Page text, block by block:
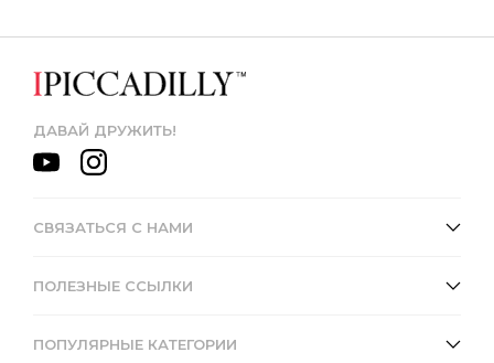
ДАВАЙ ДРУЖИТЬ!
СВЯЗАТЬСЯ С НАМИ
ПОЛЕЗНЫЕ ССЫЛКИ
ПОПУЛЯРНЫЕ КАТЕГОРИИ